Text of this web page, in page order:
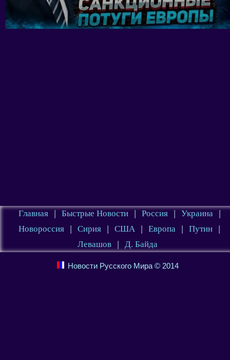
Главная | Быстрые Новости | Россия | Украина
|
Новороссия
| Сирия | США | Европа | Путин
|
Левашов
| Д. Байда
Новости Русского Мира © 2014